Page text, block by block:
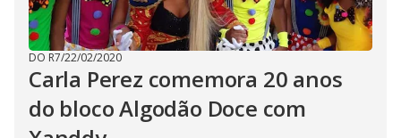
DO R7/22/02/2020
Carla Perez comemora 20 anos
do bloco Algodão Doce com